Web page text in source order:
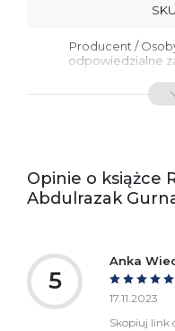
Producent /
odpowiedzialne
Ostrzeżenia oraz
informacje
Opinie o książce
Abdulrazak
5
Anka
17.11.2023
Skopiuj link